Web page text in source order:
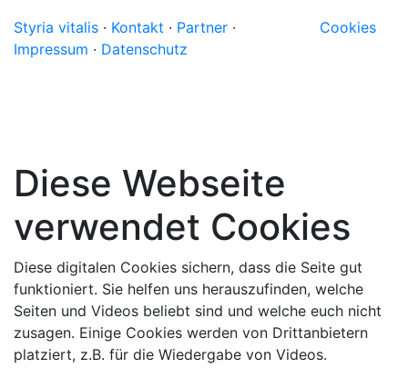
Styria vitalis · Kontakt · Partner ·
Impressum · Datenschutz
Cookies
Diese Webseite
verwendet Cookies
Diese digitalen Cookies sichern, dass die Seite gut
funktioniert. Sie helfen uns herauszufinden, welche
Seiten und Videos beliebt sind und welche euch nicht
zusagen. Einige Cookies werden von Drittanbietern
platziert, z.B. für die Wiedergabe von Videos.